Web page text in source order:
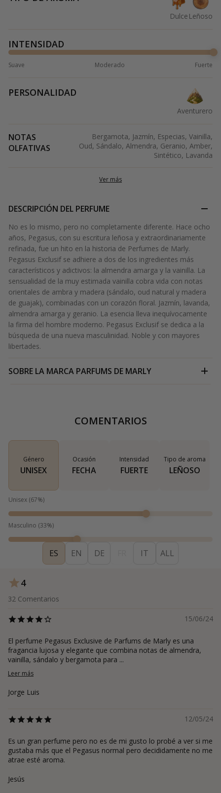
Dulce Leñoso
INTENSIDAD
Suave Moderado Fuerte
PERSONALIDAD
Aventurero
NOTAS
OLFATIVAS
Bergamota, Jazmín, Especias, Vainilla,
Oud, Sándalo, Almendra, Geranio, Amber,
Sintético, Lavanda
Ver más
DESCRIPCIÓN DEL PERFUME
No es lo mismo, pero no completamente diferente. Hace ocho
años, Pegasus, con su escritura leñosa y extraordinariamente
refinada, fue un hito en la historia de Perfumes de Marly.
Pegasus Exclusif se adhiere a dos de los ingredientes más
característicos y adictivos: la almendra amarga y la vainilla. La
sensualidad de la muy estimada vainilla cobra vida con notas
orientales de ambra y madera (sándalo, oud natural y madera
de guajak), combinadas con un corazón floral. Jazmín, lavanda,
almendra amarga y geranio. La esencia lleva inequívocamente
la firma del hombre moderno. Pegasus Exclusif se dedica a la
búsqueda de una nueva masculinidad. Noble y con mayores
libertades.
SOBRE LA MARCA PARFUMS DE MARLY
COMENTARIOS
Género
UNISEX
Ocasión
FECHA
Intensidad
FUERTE
Tipo de aroma
LEÑOSO
Unisex (67%)
Masculino (33%)
ES EN DE IT ALL
4
32 Comentarios
15/06/24
El perfume Pegasus Exclusive de Parfums de Marly es una
fragancia lujosa y elegante que combina notas de almendra,
vainilla, sándalo y bergamota para ...
Leer más
Jorge Luis
12/05/24
Es un gran perfume pero no es de mi gusto lo probé a ver si me
gustaba más que el Pegasus normal pero decididamente no me
atrae esté aroma.
Jesús